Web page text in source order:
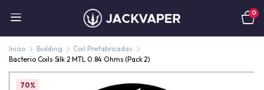
0
Inicio Building
Coil Prefabricadas
Bacterio Coils Silk 2 MTL 0.84 Ohms (Pack 2)
70%